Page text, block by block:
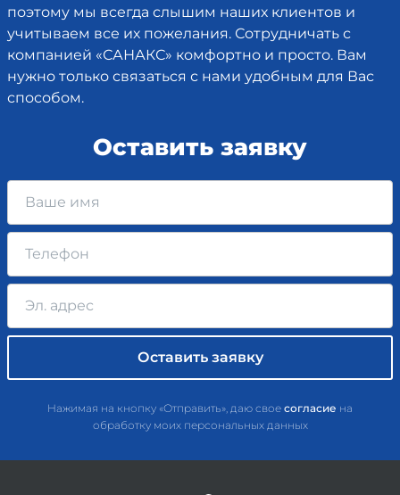
поэтому мы всегда слышим наших клиентов и
учитываем все их пожелания. Сотрудничать с
компанией «САНАКС» комфортно и просто. Вам
нужно только связаться с нами удобным для Вас
способом.
Оставить заявку
Нажимая на кнопку «Отправить», даю свое согласие на
обработку моих персональных данных